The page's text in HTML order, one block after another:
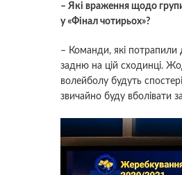
– Які враження щодо
у «Фінал чотирьох»?
– Команди, які потрапили
задню на цій сходинці.
волейболу будуть
звичайно буду вболівати